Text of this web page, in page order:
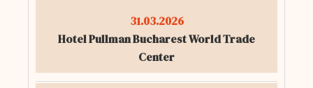
31.03.2026
Hotel Pullman Bucharest World Trade
Center